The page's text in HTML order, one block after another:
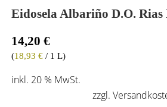
Eidosela Albariño D.O. Rias
14,20 €
(18,93 €/ 1 L)
inkl. 20 % MwSt.
zzgl.